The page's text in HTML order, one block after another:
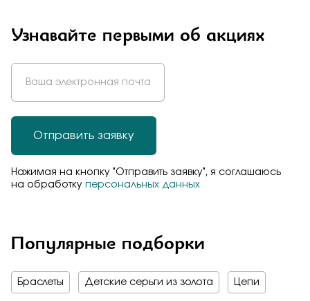
Узнавайте первыми об акциях
Отправить заявку
Нажимая на кнопку "Отправить заявку", я соглашаюсь
на обработку персональных данных
Популярные подборки
Браслеты Детские серьги из золота Цепи